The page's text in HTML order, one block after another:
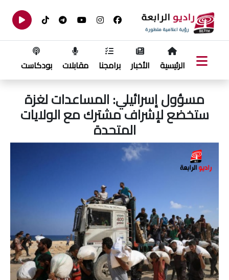
الرئيسية الأخبار برامجنا مقابلات بودكاست
مسؤول إسرائيلي: المساعدات لغزة
ستخضع لإشراف مشترك مع الولايات
المتحدة